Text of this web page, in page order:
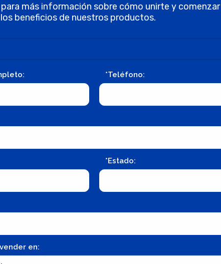
más información sobre cómo unirte y comenzar
beneficios de nuestros productos.
*Teléfono:
*Estado:
en: